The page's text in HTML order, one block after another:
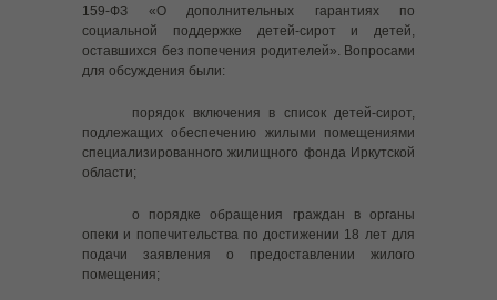
------ Правила поведения на льду
---- Выплаты для безработных граждан, относящихся к
---- Управление Роскомнадзора по Иркутской области
информирует
ПО ИРКУТСКОЙ ОБЛАСТИ НАПОМИНАЕТ
---- Развиваем финансовую грамотность у ребёнка
159-ФЗ «О дополнительных гарантиях по
социальной поддержке детей-сирот и детей,
оставшихся без попечения родителей». Вопросами
для обсуждения были:
порядок включения в список детей-сирот,
подлежащих обеспечению жилыми помещениями
специализированного жилищного фонда Иркутской
области;
о порядке обращения граждан в органы
опеки и попечительства по достижении 18 лет для
подачи заявления о предоставлении жилого
помещения;